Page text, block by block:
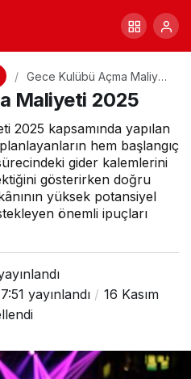
Gece Kulübü Açma Maliyeti
2025
Maliyeti 2025
2025 kapsamında yapılan
hem başlangıç
gider kalemlerini
gösterirken doğru
yüksek potansiyel
önemli ipuçları
yayınlandı
16 Kasım
0